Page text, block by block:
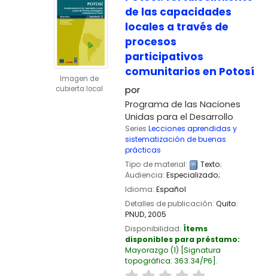
Imagen de
cubierta local
de las capacidades
locales a través de
procesos
participativos
comunitarios en Potosí
por
Programa de las Naciones
Unidas para el Desarrollo
Series Lecciones aprendidas y
sistematización de buenas
prácticas
Tipo de material:
Texto;
Audiencia: Especializado;
Idioma: Español
Detalles de publicación: Quito:
PNUD,2005
Disponibilidad: Ítems
disponibles para préstamo:
Mayorazgo (1) Signatura
topográfica: 363.34/P6 .